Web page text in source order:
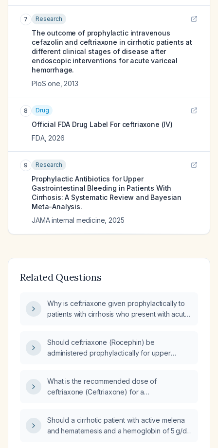
7 Research
The outcome of prophylactic intravenous
cefazolin and ceftriaxone in cirrhotic patients at
different clinical stages of disease after
endoscopic interventions for acute variceal
hemorrhage.
PloS one 2013
8 Drug
Official FDA Drug Label For ceftriaxone (IV)
FDA, 2026
9 Research
Prophylactic Antibiotics for Upper
Gastrointestinal Bleeding in Patients With
Cirrhosis: A Systematic Review and Bayesian
Meta-Analysis.
JAMA internal medicine 2025
Related Questions
Why is ceftriaxone given prophylactically to
patients with cirrhosis who present with acute
Should ceftriaxone (Rocephin) be
administered prophylactically for upper
What is the recommended dose of
ceftriaxone (Ceftriaxone) for a
Should a cirrhotic patient with active melena
and hematemesis and a hemoglobin of 5 g/dL